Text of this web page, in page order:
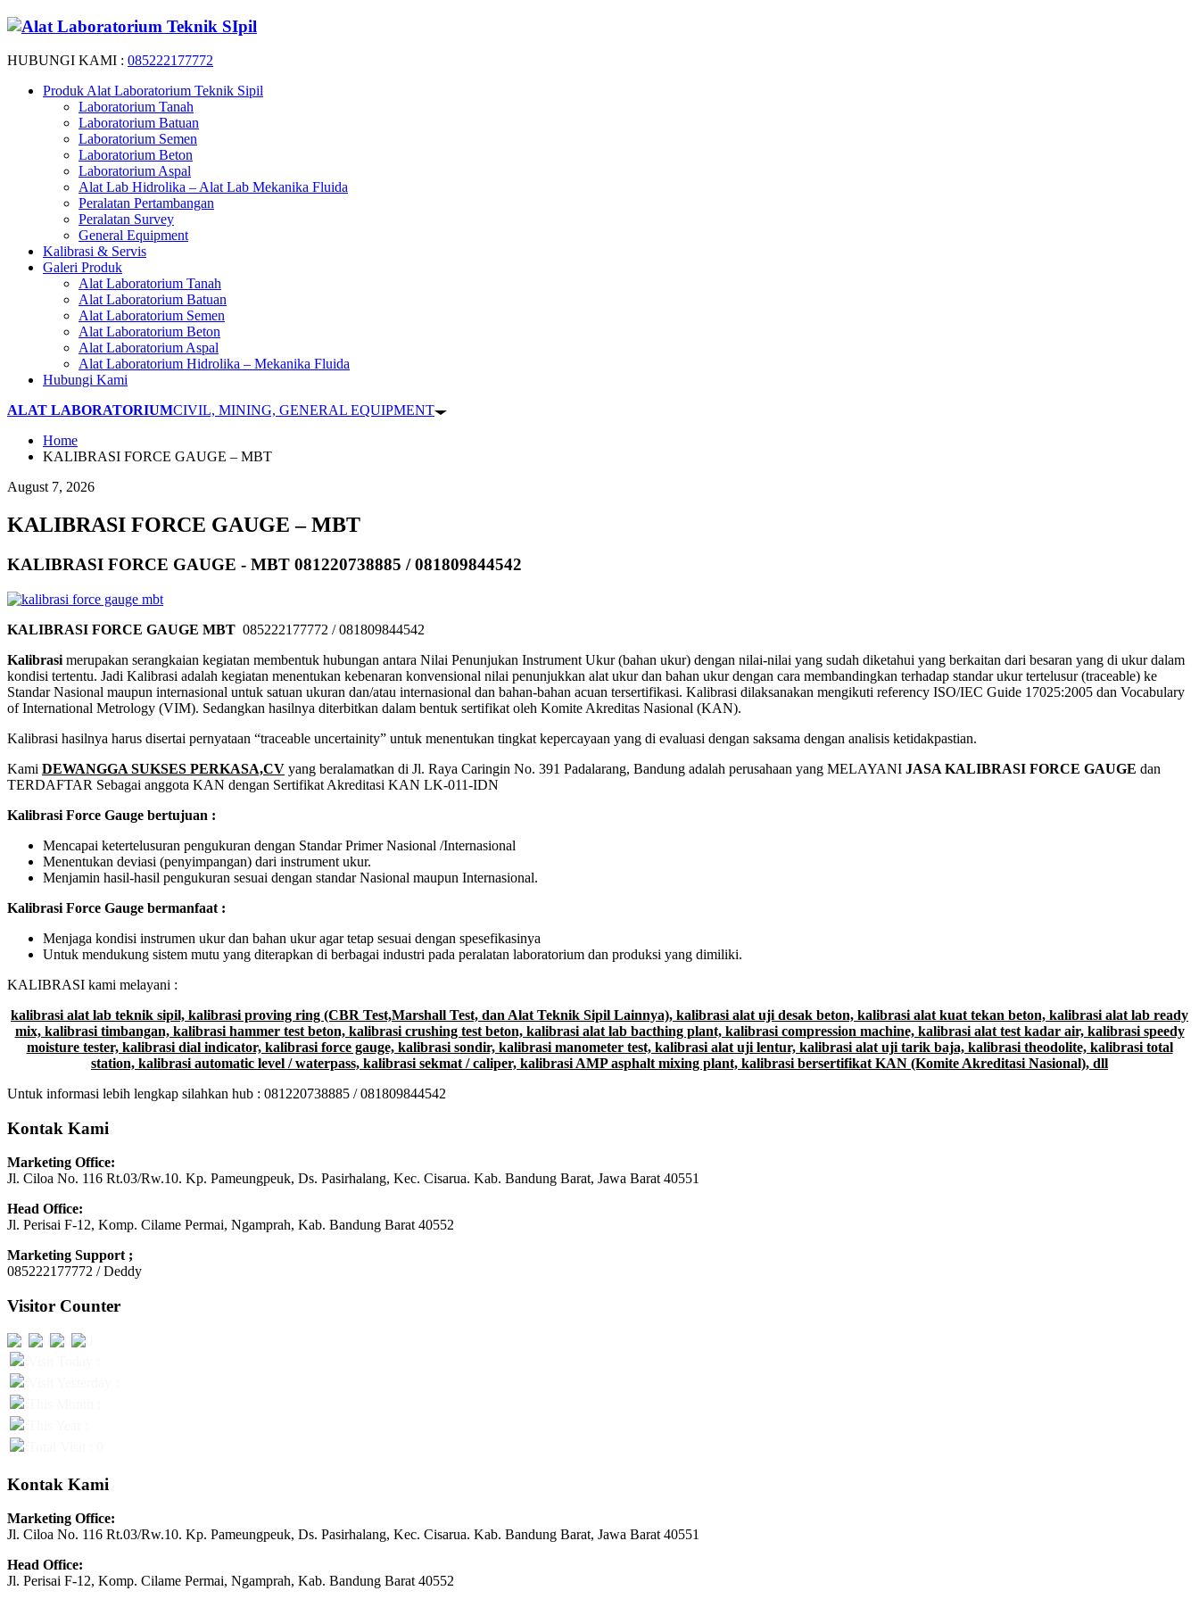
HUBUNGI KAMI : 085222177772
Produk Alat Laboratorium Teknik Sipil
Laboratorium Tanah
Laboratorium Batuan
Laboratorium Semen
Laboratorium Beton
Laboratorium Aspal
Alat Lab Hidrolika – Alat Lab Mekanika Fluida
Peralatan Pertambangan
Peralatan Survey
General Equipment
Kalibrasi & Servis
Galeri Produk
Alat Laboratorium Tanah
Alat Laboratorium Batuan
Alat Laboratorium Semen
Alat Laboratorium Beton
Alat Laboratorium Aspal
Alat Laboratorium Hidrolika – Mekanika Fluida
Hubungi Kami
ALAT LABORATORIUMCIVIL, MINING, GENERAL EQUIPMENT
Home
KALIBRASI FORCE GAUGE – MBT
August 7, 2026
KALIBRASI FORCE GAUGE – MBT
KALIBRASI FORCE GAUGE - MBT 081220738885 / 081809844542
KALIBRASI FORCE GAUGE MBT 085222177772 / 081809844542
Kalibrasi merupakan serangkaian kegiatan membentuk hubungan antara Nilai Penunjukan Instrument Ukur (bahan ukur) dengan nilai-nilai yang sudah diketahui yang berkaitan dari besaran yang di ukur dalam
kondisi tertentu. Jadi Kalibrasi adalah kegiatan menentukan kebenaran konvensional nilai penunjukkan alat ukur dan bahan ukur dengan cara membandingkan terhadap standar ukur tertelusur (traceable) ke
Standar Nasional maupun internasional untuk satuan ukuran dan/atau internasional dan bahan-bahan acuan tersertifikasi. Kalibrasi dilaksanakan mengikuti referency ISO/IEC Guide 17025:2005 dan Vocabulary
of International Metrology (VIM). Sedangkan hasilnya diterbitkan dalam bentuk sertifikat oleh Komite Akreditas Nasional (KAN).
Kalibrasi hasilnya harus disertai pernyataan “traceable uncertainity” untuk menentukan tingkat kepercayaan yang di evaluasi dengan saksama dengan analisis ketidakpastian.
Kami DEWANGGA SUKSES PERKASA,CV yang beralamatkan di Jl. Raya Caringin No. 391 Padalarang, Bandung adalah perusahaan yang MELAYANI JASA KALIBRASI FORCE GAUGE dan
TERDAFTAR Sebagai anggota KAN dengan Sertifikat Akreditasi KAN LK-011-IDN
Kalibrasi Force Gauge bertujuan :
Mencapai ketertelusuran pengukuran dengan Standar Primer Nasional /Internasional
Menentukan deviasi (penyimpangan) dari instrument ukur.
Menjamin hasil-hasil pengukuran sesuai dengan standar Nasional maupun Internasional.
Kalibrasi Force Gauge bermanfaat :
Menjaga kondisi instrumen ukur dan bahan ukur agar tetap sesuai dengan spesefikasinya
Untuk mendukung sistem mutu yang diterapkan di berbagai industri pada peralatan laboratorium dan produksi yang dimiliki.
KALIBRASI kami melayani :
kalibrasi alat lab teknik sipil, kalibrasi proving ring (CBR Test,Marshall Test, dan Alat Teknik Sipil Lainnya), kalibrasi alat uji desak beton, kalibrasi alat kuat tekan beton, kalibrasi alat lab ready
mix, kalibrasi timbangan, kalibrasi hammer test beton, kalibrasi crushing test beton, kalibrasi alat lab bacthing plant, kalibrasi compression machine, kalibrasi alat test kadar air, kalibrasi speedy
moisture tester, kalibrasi dial indicator, kalibrasi force gauge, kalibrasi sondir, kalibrasi manometer test, kalibrasi alat uji lentur, kalibrasi alat uji tarik baja, kalibrasi theodolite, kalibrasi total
station, kalibrasi automatic level / waterpass, kalibrasi sekmat / caliper, kalibrasi AMP asphalt mixing plant, kalibrasi bersertifikat KAN (Komite Akreditasi Nasional), dll
Untuk informasi lebih lengkap silahkan hub : 081220738885 / 081809844542
Kontak Kami
Marketing Office:
Jl. Ciloa No. 116 Rt.03/Rw.10. Kp. Pameungpeuk, Ds. Pasirhalang, Kec. Cisarua. Kab. Bandung Barat, Jawa Barat 40551
Head Office:
Jl. Perisai F-12, Komp. Cilame Permai, Ngamprah, Kab. Bandung Barat 40552
Marketing Support ;
085222177772 / Deddy
Visitor Counter
Kontak Kami
Marketing Office:
Jl. Ciloa No. 116 Rt.03/Rw.10. Kp. Pameungpeuk, Ds. Pasirhalang, Kec. Cisarua. Kab. Bandung Barat, Jawa Barat 40551
Head Office:
Jl. Perisai F-12, Komp. Cilame Permai, Ngamprah, Kab. Bandung Barat 40552